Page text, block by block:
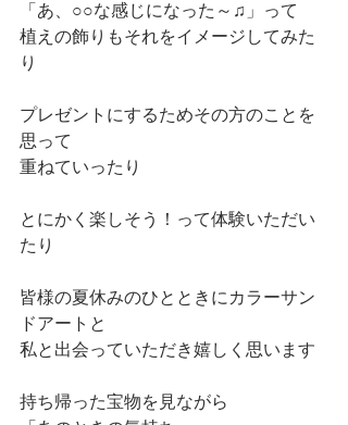
「あ、○○な感じになった～♫」って
植えの飾りもそれをイメージしてみた
り
プレゼントにするためその方のことを
思って
重ねていったり
とにかく楽しそう！って体験いただい
たり
皆様の夏休みのひとときにカラーサン
ドアートと
私と出会っていただき嬉しく思います
持ち帰った宝物を見ながら